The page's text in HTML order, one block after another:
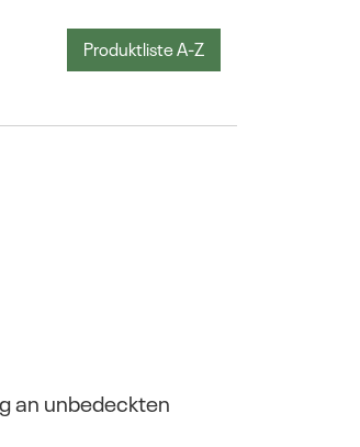
Produktliste A-Z
an unbedeckten